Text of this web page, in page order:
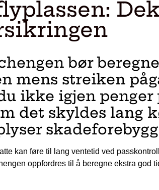
bør
mens streiken
ikke igjen penger
det skyldes lang
kan føre til lang ventetid ved
oppfordres til å beregne ekstra god